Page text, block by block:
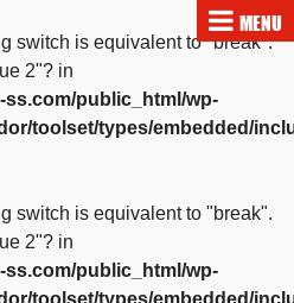
switch is equivalent to "break".
2"? in
public_html/wp-
toolset/types/embedded/
switch is equivalent to "break".
2"? in
public_html/wp-
toolset/types/embedded/
MENU